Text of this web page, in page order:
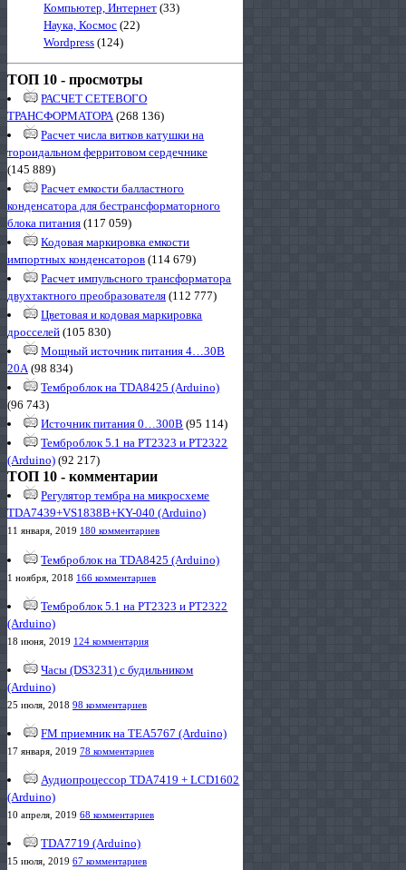
Компьютер, Интернет (33)
Наука, Космос (22)
Wordpress (124)
ТОП 10 - просмотры
РАСЧЕТ СЕТЕВОГО
ТРАНСФОРМАТОРА(268 136)
Расчет числа витков катушки на
тороидальном ферритовом сердечнике
(145 889)
Расчет емкости балластного
конденсатора для бестрансформаторного
блока питания (117 059)
Кодовая маркировка емкости
импортных конденсаторов (114 679)
Расчет импульсного трансформатора
двухтактного преобразователя (112 777)
Цветовая и кодовая маркировка
дросселей (105 830)
Мощный источник питания 4…30В
20А(98 834)
Темброблок на TDA8425 (Arduino)
(96 743)
Источник питания 0…300В (95 114)
Темброблок 5.1 на PT2323 и PT2322
(Arduino) (92 217)
ТОП 10 - комментарии
Регулятор тембра на микросхеме
TDA7439+VS1838B+KY-040 (Arduino)
11 января, 2019 180 комментариев
Темброблок на TDA8425 (Arduino)
1 ноября, 2018 166 комментариев
Темброблок 5.1 на PT2323 и PT2322
(Arduino)
18 июня, 2019 124 комментария
Часы (DS3231) с будильником
(Arduino)
25 июля, 2018 98 комментариев
FM приемник на TEA5767 (Arduino)
17 января, 2019 78 комментариев
Аудиопроцессор TDA7419 + LCD1602
(Arduino)
10 апреля, 2019 68 комментариев
TDA7719 (Arduino)
15 июля, 2019 67 комментариев